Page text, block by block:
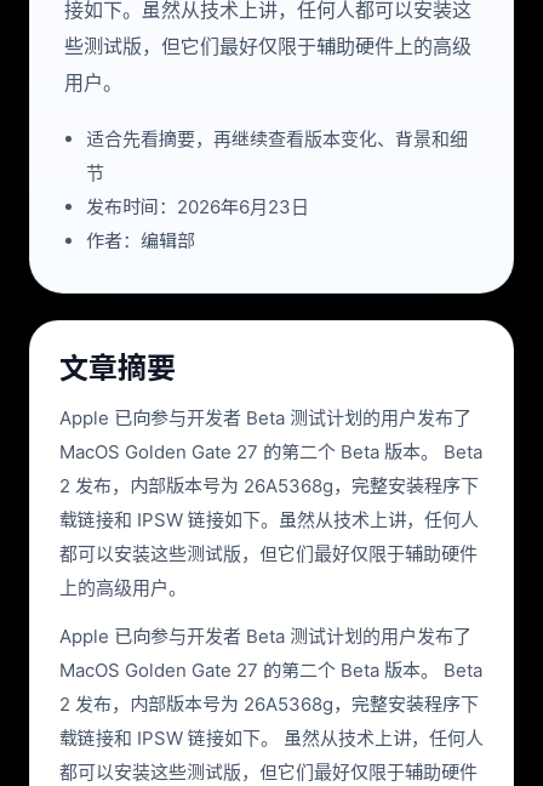
接如下。虽然从技术上讲，任何人都可以安装这
些测试版，但它们最好仅限于辅助硬件上的高级
用户。
适合先看摘要，再继续查看版本变化、背景和细
节
发布时间：2026年6月23日
作者：编辑部
文章摘要
Apple 已向参与开发者 Beta 测试计划的用户发布了
MacOS Golden Gate 27 的第二个 Beta 版本。 Beta
2 发布，内部版本号为 26A5368g，完整安装程序下
载链接和 IPSW 链接如下。虽然从技术上讲，任何人
都可以安装这些测试版，但它们最好仅限于辅助硬件
上的高级用户。
Apple 已向参与开发者 Beta 测试计划的用户发布了
MacOS Golden Gate 27 的第二个 Beta 版本。 Beta
2 发布，内部版本号为 26A5368g，完整安装程序下
载链接和 IPSW 链接如下。 虽然从技术上讲，任何人
都可以安装这些测试版，但它们最好仅限于辅助硬件